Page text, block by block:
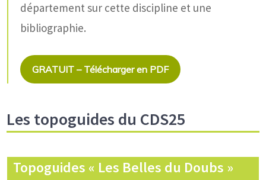
département sur cette discipline et une
bibliographie.
GRATUIT – Télécharger en PDF
Les topoguides du CDS25
Topoguides « Les Belles du Doubs »